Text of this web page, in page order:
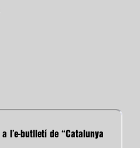
l’e-butlletí de “Catalunya